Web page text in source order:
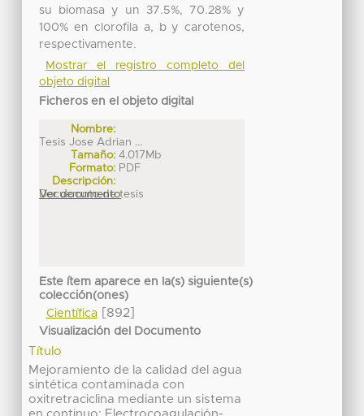
su biomasa y un 37.5%, 70.28% y
100% en clorofila a, b y carotenos,
respectivamente.
Mostrar el registro completo del
objeto digital
Ficheros en el objeto digital
Nombre:
Tesis Jose Adrian ...
Tamaño: 4.017Mb
Formato: PDF
Descripción:
Docuemnto de tesis
Ver documento
Este ítem aparece en la(s) siguiente(s)
colección(ones)
Científica[892]
Visualización del Documento
Título
Mejoramiento de la calidad del agua
sintética contaminada con
oxitretraciclina mediante un sistema